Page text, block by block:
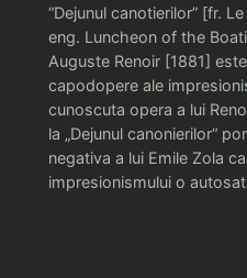
“Dejunul canotierilor” [fr.
eng. Luncheon of the
Auguste Renoir [1881]
capodopere ale
cunoscuta opera a lui
la „Dejunul canonierilor“
negativa a lui Emile Zola
impresionismului o